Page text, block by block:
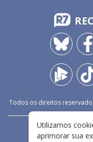
Todos os direitos
Utilizamos
aprimorar sua